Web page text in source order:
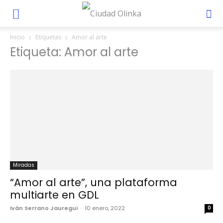
Inicio Etiquetas Amor al arte
Etiqueta: Amor al arte
Miradas
“Amor al arte”, una plataforma
multiarte en GDL
Iván Serrano Jauregui - 10 enero, 2022 0